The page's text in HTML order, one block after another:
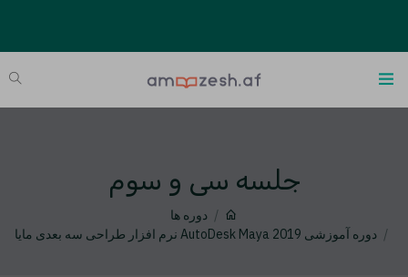
جلسه سی و سوم
دوره ها
دوره آموزشی AutoDesk Maya 2019 نرم افزار طراحی سه بعدی مایا